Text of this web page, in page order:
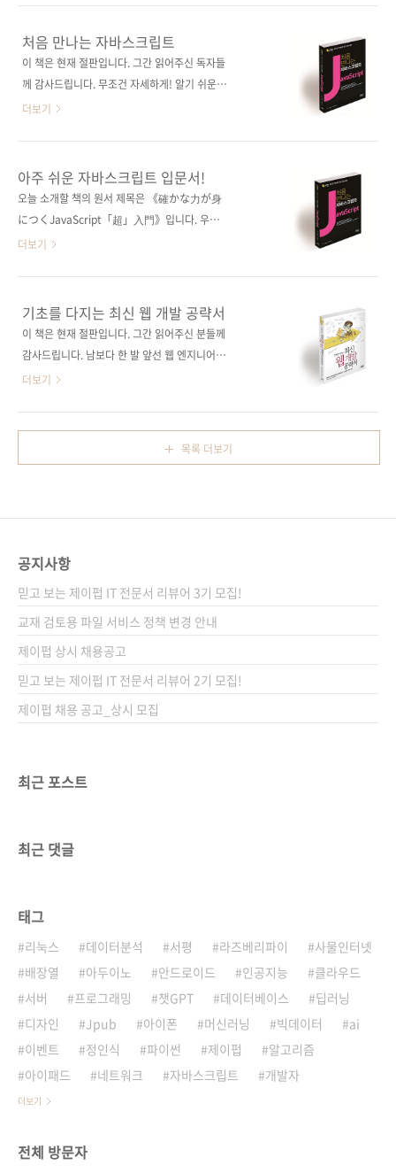
부분은 이런 역할을 할 것이다’라는 것이 명확하
않았거나, 수정을 하면 오류가 날 것이라는 예상
과는 달리 아무 이상 없이 동작하는 것을 자주 경
험했을 것입니다. 그리고 이런..
ンきちんと入門(원서 ISBN:
9784797388541)저자명 카노 스케하루역자명
김완섭출판일 2017년 12월 15일페이지 384쪽
(170*225*18)제 본 무선(soft cover)정 가
25,000원ISBN 979-11-88621-04-0 (93000)
웹 프로그래밍 / 반응형 디자인분야 웹 프로그래
밍 / HTML 관련 사이트■ 아마존 도서 소개 페
이지■ 원출판..
처음 만나는 자바스크립트
이 책은 현재 절판입니다. 그간 읽어주신 독자들
께 감사드립니다. 무조건 자세하게! 알기 쉬운 설
명! 자바스크립트의 왕도를 안내하는 최고의 교
JavaScript「超」入門(ISBN:
9784797383584) 지은이 가노 스케하루 옮긴
이 김완섭 출판일 2017년 2월 24일 페이지 352
변형(170*225*16) 제 본 무선(soft cover) 정
가 24,000원 ISBN 979-11-85890-77-7
CSS / HTML / 웹 프로그래밍 분 야 프로그래밍
> 자바스크립트 관련 사이트 ■ 아마존재팬 도
서 소개 페이..
더보기
아주 쉬운 자바스크립트 입문서!
오늘 소개할 책의 원서 제목은 《確かな力が身
につくJavaScript「超」入門》입니다. 우리
말로 바꾸면 "(몸에) 확실히 익히는 자바스크립
있는 책입니다. 이 책의 자매서로는 《確かな力
が身につくPython「超」入門》이 있는데,
이 책도 파이썬 입문자들로부터 호평을 받으며
월 중순 이후 여러분들에게 선보일 수 있을 것 같
습니다. 두 책 모두 국내에서는 제목을 조금 변경
하여 각각 《처음 만나는 자바스크립트》, 《처
음 만나는 파이썬》으로 나올 예정인데요. 제목
시기에 적당합니다. 책은..
더보기
기초를 다지는 최신 웹 개발 공략서
이 책은 현재 절판입니다. 그간 읽어주신 분들께
감사드립니다. 남보다 한 발 앞선 웹 엔지니어의
의욕과 호기심을 각 분야 고수들의 설명을 통해
攻略(원서 ISBN: 9784774158655) 저자명 코
가이 단 외 8인 역자명 정인식 출판일 2014년 5
크립트 / PHP / 파이썬 / 디자인 / 네트워크 분
야 프로그래밍 / 웹 프로그래밍 관련 사이트 ■
아마존 도서소개 페이지 ■ 원출판사 도서소개
페..
더보기
목록 더보기
공지사항
믿고 보는 제이펍 IT 전문서 리뷰어 3기 모집!
교재 검토용 파일 서비스 정책 변경 안내
제이펍 상시 채용공고
믿고 보는 제이펍 IT 전문서 리뷰어 2기 모집!
제이펍 채용 공고_상시 모집
최근 포스트
최근 댓글
태그
리눅스 데이터분석 서평 라즈베리파이
사물인터넷
배장열
아두이노 안드로이드 인공지능
클라우드
서버
프로그래밍 챗GPT 데이터베이스
딥러닝
디자인
Jpub 아이폰 머신러닝 빅데이터
ai
이벤트
정인식 파이썬 제이펍
알고리즘
아이패드
네트워크 자바스크립트 개발자
더보기
전체 방문자